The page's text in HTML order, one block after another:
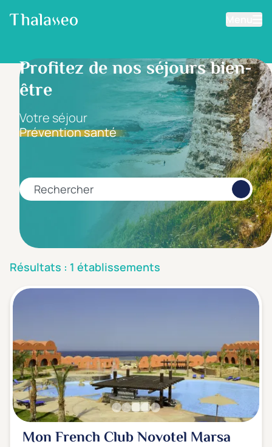
Aller au contenu principal
Profitez de nos séjours bien-
être
Votre séjour
Prévention santé
Rechercher
Filtrer les résultats
Fourchette de prix
Prix par personne
Maximum
5 étoiles *****
(1)
Parfait: 4.5+
(0)
Excellent: 4+
(0)
Très bien: 3.5+
(1)
Bord de mer
Résultats : 1 établissements
Mon French Club Novotel Marsa